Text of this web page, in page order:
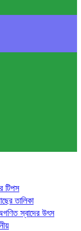
টিপস
তালিকা
স্বাদের উৎস